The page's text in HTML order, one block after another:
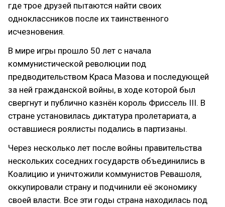
где трое друзей пытаются найти своих
одноклассников после их таинственного
исчезновения.
В мире игры прошло 50 лет с начала
коммунистической революции под
предводительством Краса Мазова и последующей
за ней гражданской войны, в ходе которой был
свергнут и публично казнён король Фриссель III. В
стране установилась диктатура пролетариата, а
оставшиеся роялисты подались в партизаны.
Через несколько лет после войны правительства
нескольких соседних государств объединились в
Коалицию и уничтожили коммунистов Ревашоля,
оккупировали страну и подчинили её экономику
своей власти. Все эти годы страна находилась под